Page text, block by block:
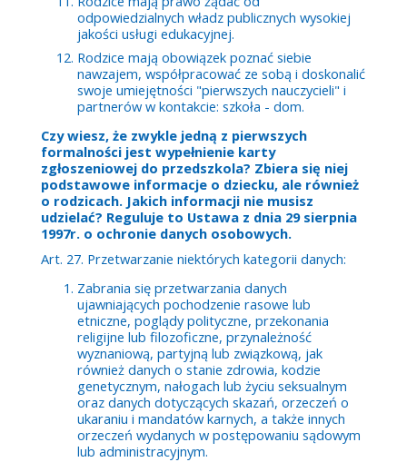
odpowiedzialnych władz publicznych wysokiej
jakości usługi edukacyjnej.
Rodzice mają obowiązek poznać siebie
nawzajem, współpracować ze sobą i doskonalić
swoje umiejętności "pierwszych nauczycieli" i
partnerów w kontakcie: szkoła - dom.
Czy wiesz, że zwykle jedną z pierwszych
formalności jest wypełnienie karty
zgłoszeniowej do przedszkola? Zbiera się niej
podstawowe informacje o dziecku, ale również
o rodzicach. Jakich informacji nie musisz
udzielać? Reguluje to Ustawa z dnia 29 sierpnia
1997r. o ochronie danych osobowych.
Art. 27. Przetwarzanie niektórych kategorii danych:
Zabrania się przetwarzania danych
ujawniających pochodzenie rasowe lub
etniczne, poglądy polityczne, przekonania
religijne lub filozoficzne, przynależność
wyznaniową, partyjną lub związkową, jak
również danych o stanie zdrowia, kodzie
genetycznym, nałogach lub życiu seksualnym
oraz danych dotyczących skazań, orzeczeń o
ukaraniu i mandatów karnych, a także innych
orzeczeń wydanych w postępowaniu sądowym
lub administracyjnym.